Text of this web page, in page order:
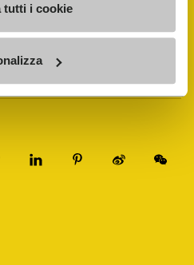
tutti i cookie